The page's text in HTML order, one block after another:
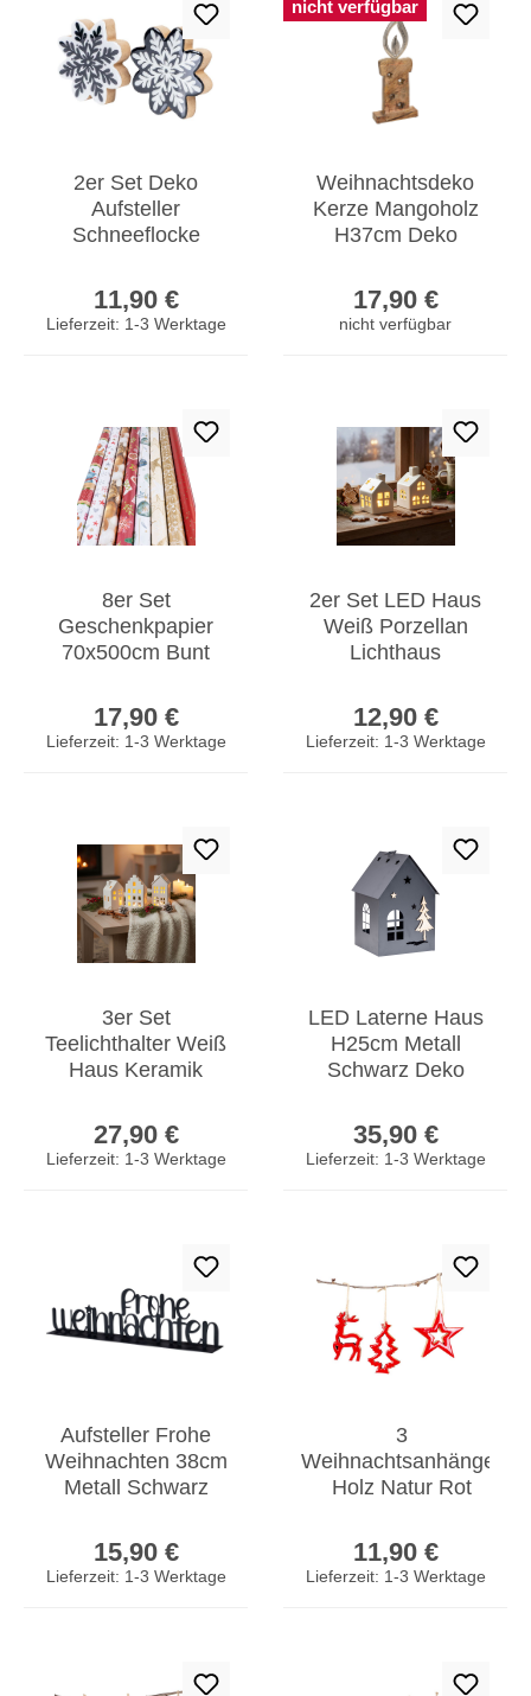
2er Set Deko
Aufsteller
Schneeflocke
Weiß Holz
Weihnachtsdeko
11,90 €
Lieferzeit: 1-3 Werktage
nicht verfügbar
Weihnachtsdeko
Kerze Mangoholz
H37cm Deko
Metall Weihnachten
17,90 €
nicht verfügbar
8er Set
Geschenkpapier
70x500cm Bunt
Weihnachten 5m
Weihnachtspapier
17,90 €
Lieferzeit: 1-3 Werktage
2er Set LED Haus
Weiß Porzellan
Lichthaus
Design Lichtdeko
12,90 €
Lieferzeit: 1-3 Werktage
3er Set
Teelichthalter Weiß
Haus Keramik
Lichthaus Kerzen
Tischdeko
27,90 €
Lieferzeit: 1-3 Werktage
LED Laterne Haus
H25cm Metall
Schwarz Deko
Industrial
Weihnachten
35,90 €
Lieferzeit: 1-3 Werktage
Aufsteller Frohe
Weihnachten 38cm
Metall Schwarz
Weihnachtsdeko
Spruch
15,90 €
Lieferzeit: 1-3 Werktage
3
Weihnachtsanhänger
Holz Natur Rot
Weihnachtsbaum
Stern Hirsch Deko
11,90 €
Lieferzeit: 1-3 Werktage